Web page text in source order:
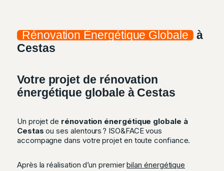
Rénovation Énergétique Globale à
Cestas
Votre projet de rénovation
énergétique globale à Cestas
Un projet de rénovation énergétique globale à
Cestasou ses alentours ? ISO&FACE vous
accompagne dans votre projet en toute confiance.
Après la réalisation d’un premierbilan énergétique